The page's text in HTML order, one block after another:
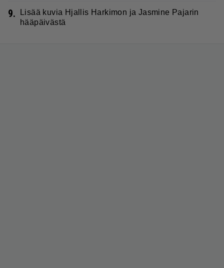
9.
Lisää kuvia Hjallis Harkimon ja Jasmine Pajarin
hääpäivästä